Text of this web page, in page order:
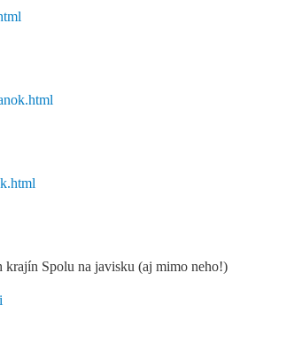
Spolu na javisku (aj mimo neho!)